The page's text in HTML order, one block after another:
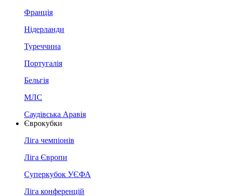
Франція
Нідерланди
Туреччина
Португалія
Бельгія
МЛС
Саудівська Аравія
Єврокубки
Ліга чемпіонів
Ліга Європи
Суперкубок УЄФА
Ліга конференцій